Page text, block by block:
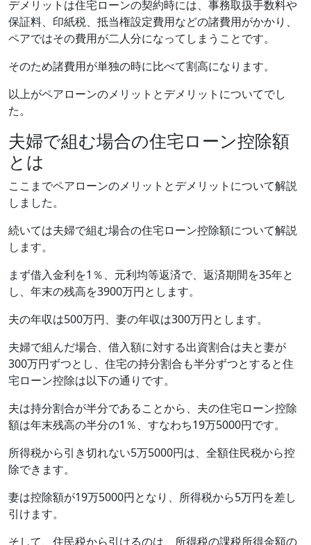
デメリットは住宅ローンの契約時には、事務取扱手数料や
保証料、印紙税、抵当権設定費用などの諸費用がかかり、
ペアではその費用が二人分になってしまうことです。
そのため諸費用が単独の時に比べて割高になります。
以上がペアローンのメリットとデメリットについてでし
た。
夫婦で組む場合の住宅ローン控除額
とは
ここまでペアローンのメリットとデメリットについて解説
しました。
続いては夫婦で組む場合の住宅ローン控除額について解説
します。
まず借入金利を1％、元利均等返済で、返済期間を35年と
し、年末の残高を3900万円とします。
夫の年収は500万円、妻の年収は300万円とします。
夫婦で組んだ場合、借入額に対する出資割合は夫と妻が
300万円ずつとし、住宅の持分割合も半分ずつとすると住
宅ローン控除は以下の通りです。
夫は持分割合が半分であることから、夫の住宅ローン控除
額は年末残高の半分の1％、すなわち19万5000円です。
所得税から引き切れない5万5000円は、全額住民税から控
除できます。
妻は控除額が19万5000円となり、所得税から5万円を差し
引けます。
そして、住民税から引けるのは、所得税の課税所得金額の